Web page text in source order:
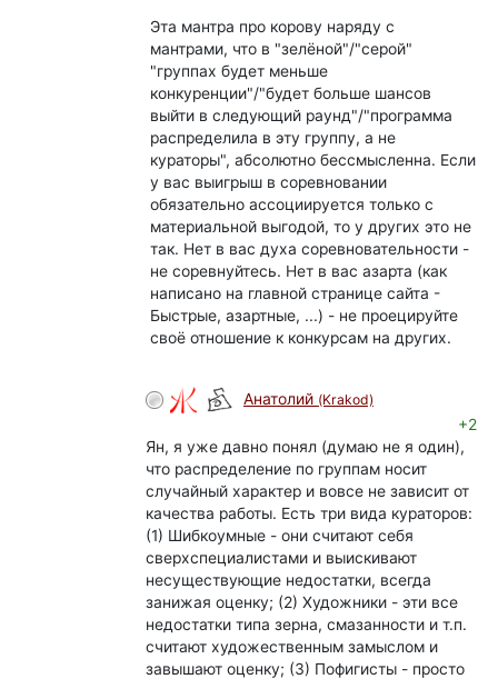
Эта мантра про корову наряду с
мантрами, что в "зелёной"/"серой"
"группах будет меньше
конкуренции"/"будет больше шансов
выйти в следующий раунд"/"программа
распределила в эту группу, а не
кураторы", абсолютно бессмысленна. Если
у вас выигрыш в соревновании
обязательно ассоциируется только с
материальной выгодой, то у других это не
так. Нет в вас духа соревновательности -
не соревнуйтесь. Нет в вас азарта (как
написано на главной странице сайта -
Быстрые, азартные, ...) - не проецируйте
своё отношение к конкурсам на других.
Анатолий (Krakod)
+2
Ян, я уже давно понял (думаю не я один),
что распределение по группам носит
случайный характер и вовсе не зависит от
качества работы. Есть три вида кураторов:
(1) Шибкоумные - они считают себя
сверхспециалистами и выискивают
несуществующие недостатки, всегда
занижая оценку; (2) Художники - эти все
недостатки типа зерна, смазанности и т.п.
считают художественным замыслом и
завышают оценку; (3) Пофигисты - просто